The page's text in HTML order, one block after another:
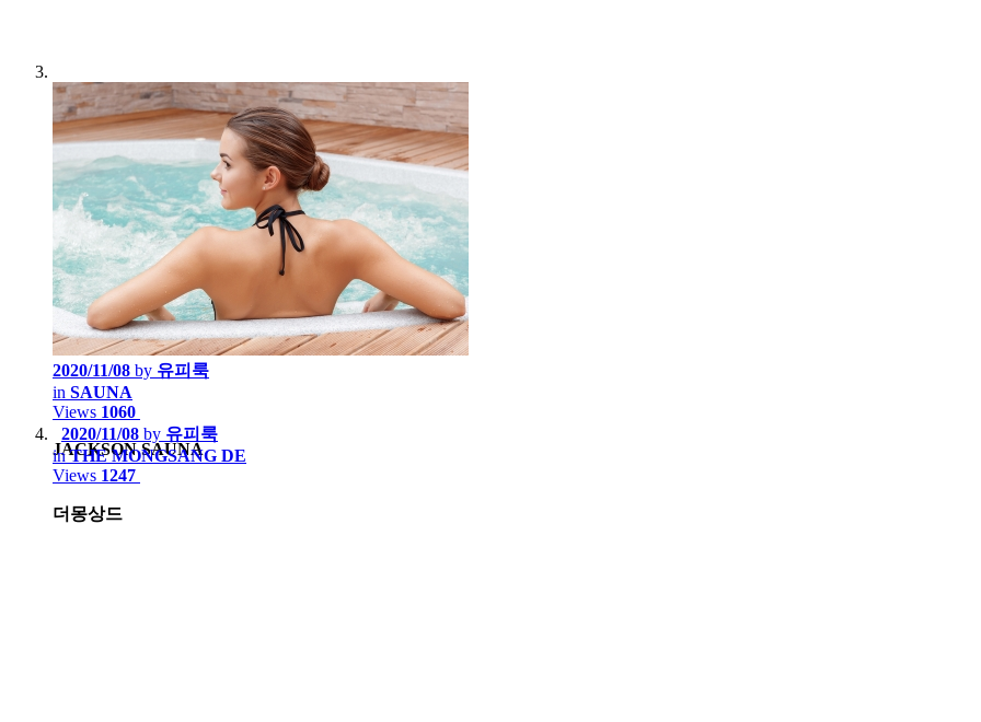
2020/11/08 by 유피룩
in SAUNA
Views 1060
JACKSON SAUNA
2020/11/08 by 유피룩
inTHE MONGSANG DE
Views 1247
더몽상드